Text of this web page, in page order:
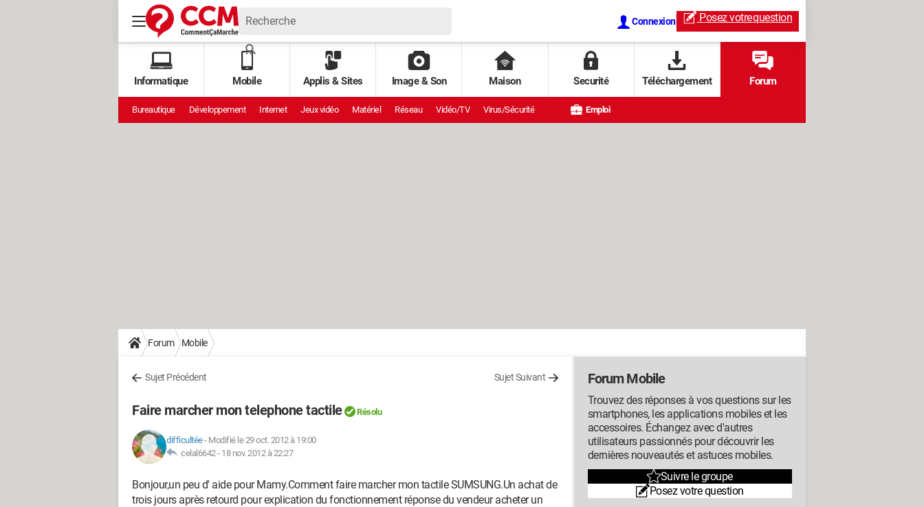
Connexion Posez votrequestion
Informatique Mobile Applis & Sites Image & Son Maison Securité Téléchargement Forum
Bureautique Développement Internet Jeux vidéo Matériel Réseau Vidéo/TV Virus/Sécurité Emploi
Forum Mobile
Sujet Précédent Sujet Suivant
Faire marcher mon telephone tactile Résolu
difficultée- Modifié le 29 oct. 2012 à 19:00
celal6642 - 18 nov. 2012 à 22:27
Bonjour,un peu d' aide pour Mamy.Comment faire marcher mon tactile SUMSUNG.Un achat de
trois jours après retourd pour explication du fonctionnement réponse du vendeur acheter un
Forum Mobile
Trouvez des réponses à vos questions sur les
smartphones, les applications mobiles et les
accessoires. Échangez avec d'autres
utilisateurs passionnés pour découvrir les
dernières nouveautés et astuces mobiles.
Suivre le groupe
Posez votre question